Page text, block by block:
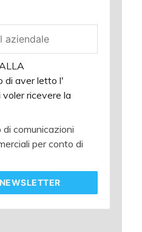
di aver letto l'
voler ricevere la
comunicazioni
per conto di